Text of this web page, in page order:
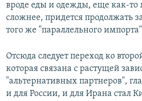
вроде еды и одежды, еще как-то
сложнее, придется продолжать
того же "параллельного
Отсюда следует переход ко
которая связана с растущей
"альтернативных партнеров",
и для России, и для Ирана стал